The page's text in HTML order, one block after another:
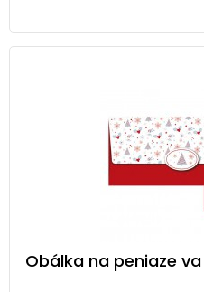
Obálka na peniaze